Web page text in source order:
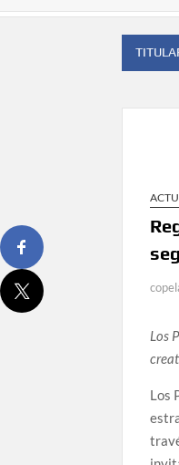
y traer el cinturón a
Los
Los